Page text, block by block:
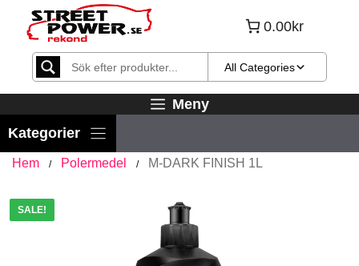
Hoppa
innehåll
0.00kr
All Categories
Meny
Hem / Polermedel / M-DARK FINISH 1L
SALE!